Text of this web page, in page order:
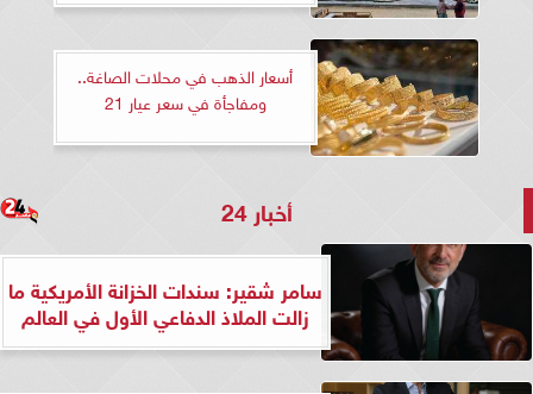
أسعار الذهب في محلات الصاغة..
ومفاجأة في سعر عيار 21
أخبار 24
سامر شقير: سندات الخزانة الأمريكية ما
زالت الملاذ الدفاعي الأول في العالم